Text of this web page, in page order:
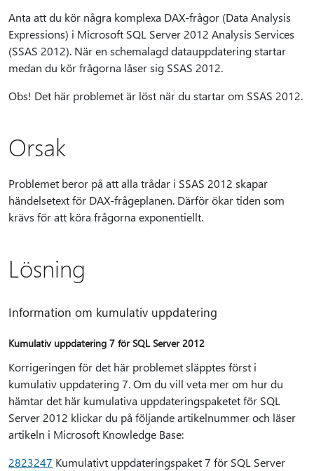
Anta att du kör några komplexa DAX-frågor (Data Analysis
Expressions) i Microsoft SQL Server 2012 Analysis Services
(SSAS 2012). När en schemalagd datauppdatering startar
medan du kör frågorna låser sig SSAS 2012.
Obs! Det här problemet är löst när du startar om SSAS 2012.
Orsak
Problemet beror på att alla trådar i SSAS 2012 skapar
händelsetext för DAX-frågeplanen. Därför ökar tiden som
krävs för att köra frågorna exponentiellt.
Lösning
Information om kumulativ uppdatering
Kumulativ uppdatering 7 för SQL Server 2012
Korrigeringen för det här problemet släpptes först i
kumulativ uppdatering 7. Om du vill veta mer om hur du
hämtar det här kumulativa uppdateringspaketet för SQL
Server 2012 klickar du på följande artikelnummer och läser
artikeln i Microsoft Knowledge Base:
2823247 Kumulativt uppdateringspaket 7 för SQL Server